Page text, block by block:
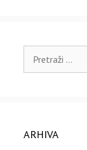
ARHIVA